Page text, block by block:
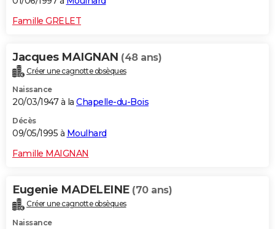
Famille GRELET
Jacques MAIGNAN (48 ans)
Créer une cagnotte obsèques
Naissance
20/03/1947 à la Chapelle-du-Bois
Décès
09/05/1995 à Moulhard
Famille MAIGNAN
Eugenie MADELEINE (70 ans)
Créer une cagnotte obsèques
Naissance